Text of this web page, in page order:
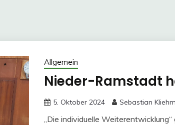
Allgemein
Nieder-Ramstadt
5. Oktober 2024 Sebastian Kliehm
„Die individuelle